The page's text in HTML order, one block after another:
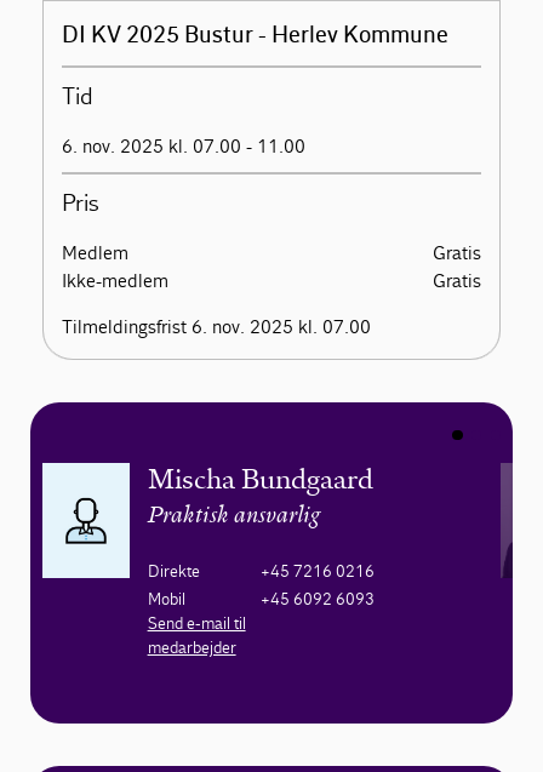
DI KV 2025 Bustur - Herlev Kommune
Tid
6. nov. 2025 kl. 07.00 - 11.00
Pris
Medlem
Gratis
Ikke-medlem
Gratis
Tilmeldingsfrist 6. nov. 2025 kl. 07.00
Mischa Bundgaard
Praktisk ansvarlig
Direkte
+45 7216 0216
Mobil
+45 6092 6093
Send e-mail til
medarbejder